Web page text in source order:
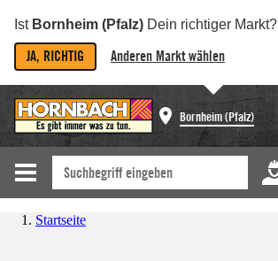
Ist Bornheim (Pfalz) Dein richtiger Markt?
JA, RICHTIG Anderen Markt wählen
Bornheim (Pfalz)
Startseite